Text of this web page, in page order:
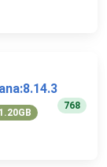
1.20GB
768